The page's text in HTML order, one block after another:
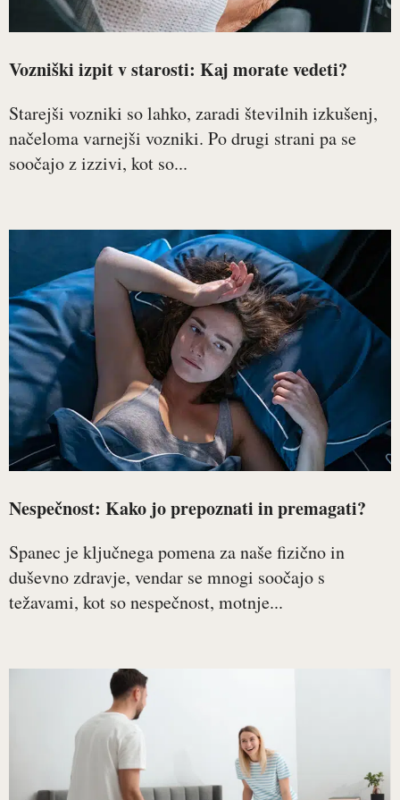
Vozniški izpit v starosti: Kaj morate vedeti?
Starejši vozniki so lahko, zaradi številnih izkušenj,
načeloma varnejši vozniki. Po drugi strani pa se
soočajo z izzivi, kot so...
Nespečnost: Kako jo prepoznati in premagati?
Spanec je ključnega pomena za naše fizično in
duševno zdravje, vendar se mnogi soočajo s
težavami, kot so nespečnost, motnje...